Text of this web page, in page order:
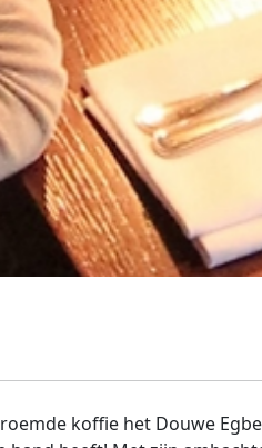
koffie het Douwe